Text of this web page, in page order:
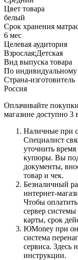
Цвет товара
белый
Срок хранения
6 мес
Целевая аудитория
Взрослая;Детская
Вид выпуска товара
По индивидуальному
Страна-изготовитель
Россия
Оплачивайте
магазине доступно 3
Наличные при
Специалист
уточнить
купюры. Вы
документы,
товар и чек.
Безналичный
интернет-
Чтобы
сервер
карты, срок
ЮMoney при
система
сервиса. Здесь
инструкции.